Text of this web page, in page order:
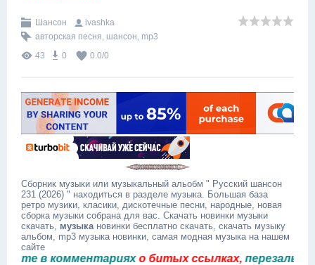
Шансон
ivashka
авторская песня, шансон, mp3
43
0 0.0/0
Сборник музыки или музыкальный альобм " Русский шансон
231 (2026) " находиться в разделе музыка. Большая база
ретро музики, класики, дискотечные песни, народные, новая
сборка музыки собрана для вас. Скачать новинки музыки
скачать, музыкановинки бесплатно скачать, скачать музыку
альбом, mp3 музыка новинки, самая модная музыка на нашем
сайте
в комментарияхо битых ссылках,перезальём